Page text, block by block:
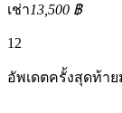
เช่า13,500 ฿
12
อัพเดตครั้งสุดท้า